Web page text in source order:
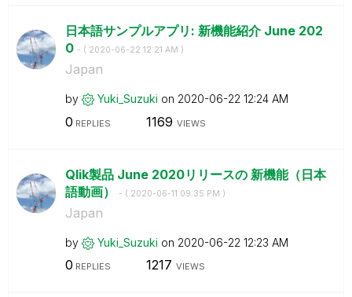
日本語サンプルアプリ: 新機能紹介 June 202
0 - ( ‎2020-06-22 12:21 AM )
Japan
by Yuki_Suzuki on ‎2020-06-22 12:24 AM
0 REPLIES 1169 VIEWS
Qlik製品 June 2020リリースの 新機能（日本
語動画）
- ( ‎2020-06-11 09:35 PM )
Japan
by Yuki_Suzuki on ‎2020-06-22 12:23 AM
0 REPLIES 1217 VIEWS